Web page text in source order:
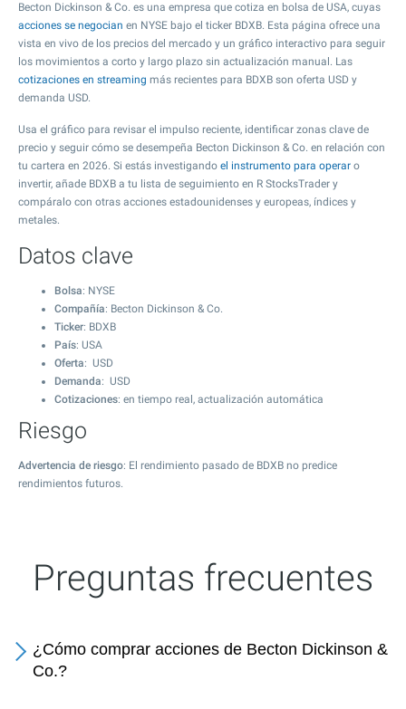
Becton Dickinson & Co. es una empresa que cotiza en bolsa de USA, cuyas
acciones se negocian en NYSE bajo el ticker BDXB. Esta página ofrece una
vista en vivo de los precios del mercado y un gráfico interactivo para seguir
los movimientos a corto y largo plazo sin actualización manual. Las
cotizaciones en streaming más recientes para BDXB son oferta USD y
demanda USD.
Usa el gráfico para revisar el impulso reciente, identificar zonas clave de
precio y seguir cómo se desempeña Becton Dickinson & Co. en relación con
tu cartera en 2026. Si estás investigando el instrumento para operar o
invertir, añade BDXB a tu lista de seguimiento en R StocksTrader y
compáralo con otras acciones estadounidenses y europeas, índices y
metales.
Datos clave
Bolsa: NYSE
Compañía: Becton Dickinson & Co.
Ticker: BDXB
País: USA
Oferta: USD
Demanda: USD
Cotizaciones: en tiempo real, actualización automática
Riesgo
Advertencia de riesgo: El rendimiento pasado de BDXB no predice
rendimientos futuros.
Preguntas frecuentes
¿Cómo comprar acciones de Becton Dickinson &
Co.?